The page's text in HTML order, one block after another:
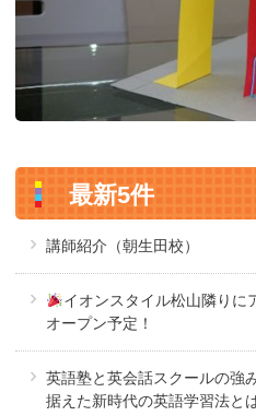
最新5件
講師紹介（朝生田校）
イオンスタイル松山隣りに
オープン予定！
英語塾と英会話スクールの強
据えた新時代の英語学習法と